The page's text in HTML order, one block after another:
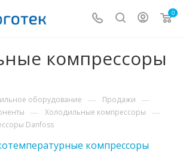
0
компрессоры
оборудование — Продажи —
— Холодильные компрессоры —
Danfoss
компрессоры